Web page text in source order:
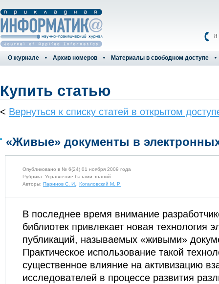
8
О журнале Архив номеров Материалы в свободном доступе
Купить статью
< Вернуться к списку статей в открытом
«Живые» документы в
Опубликовано в № 6(24) 01 ноября 2009 года
Рубрика: Управление базами знаний
Авторы: Паринов С. И., Когаловский М. Р.
В последнее время внимание
библиотек привлекает новая технология
публикаций, называемых «живыми»
Практическое использование такой
существенное влияние на активизацию
исследователей в процессе развития